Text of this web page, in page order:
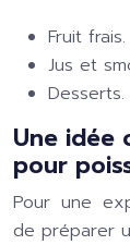
Fruit frais.
Jus et
Desserts.
Une idée
pour
Pour une
de préparer